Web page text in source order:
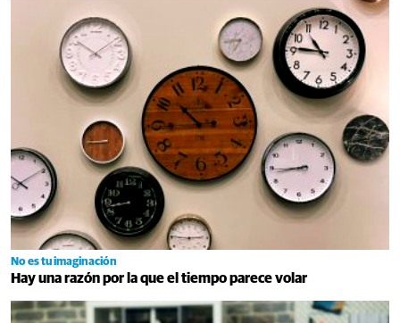
No es tu imaginación
Hay una razón por la que el tiempo parece volar